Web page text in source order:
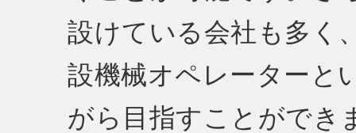
設けている会社も多く
設機械オペレーターと
がら目指すことができ